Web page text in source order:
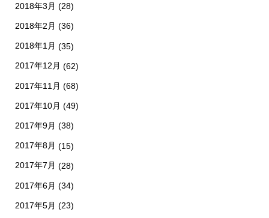
2018年3月 (28)
2018年2月 (36)
2018年1月 (35)
2017年12月 (62)
2017年11月 (68)
2017年10月 (49)
2017年9月 (38)
2017年8月 (15)
2017年7月 (28)
2017年6月 (34)
2017年5月 (23)